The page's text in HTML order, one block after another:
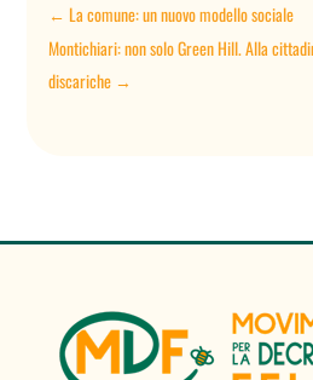
←La comune: un nuovo modello sociale
Montichiari: non solo Green Hill. Alla
discariche →